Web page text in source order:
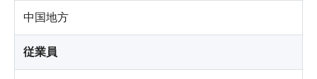
中国地方
従業員